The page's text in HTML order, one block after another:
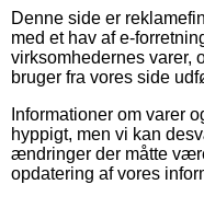
Denne side er
med et hav af e-
virksomhedernes varer,
bruger fra vores side
Informationer om varer
hyppigt, men vi kan
ændringer der måtte
opdatering af vores